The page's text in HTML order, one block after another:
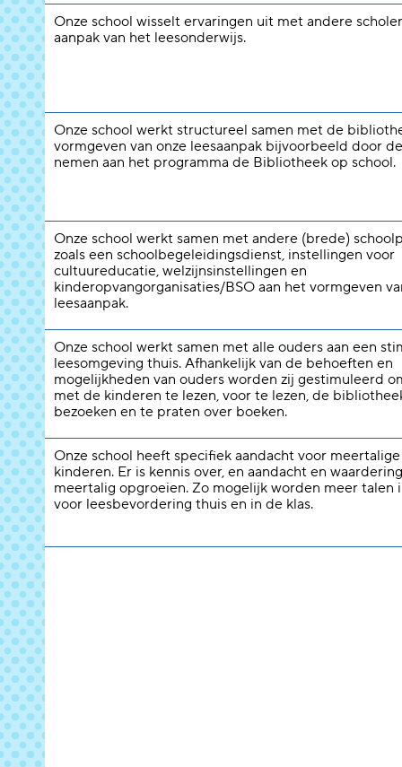
Onze school wisselt ervaringen uit met andere
aanpak van het leesonderwijs.
Onze school werkt structureel samen met de
vormgeven van onze leesaanpak bijvoorbeeld door
nemen aan het programma de Bibliotheek op school.
Onze school werkt samen met andere (brede)
zoals een schoolbegeleidingsdienst, instellingen voor
cultuureducatie, welzijnsinstellingen en
kinderopvangorganisaties/BSO aan het vormgeven
leesaanpak.
Onze school werkt samen met alle ouders aan een
leesomgeving thuis. Afhankelijk van de behoeften en
mogelijkheden van ouders worden zij gestimuleerd
met de kinderen te lezen, voor te lezen, de
bezoeken en te praten over boeken.
Onze school heeft specifiek aandacht voor
kinderen. Er is kennis over, en aandacht en
meertalig opgroeien. Zo mogelijk worden meer talen
voor leesbevordering thuis en in de klas.